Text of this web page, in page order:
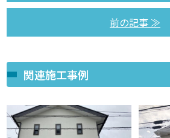
前の記事 ≫
関連施工事例